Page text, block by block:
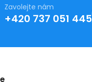
Zavolejte nám
+420 737 051 445